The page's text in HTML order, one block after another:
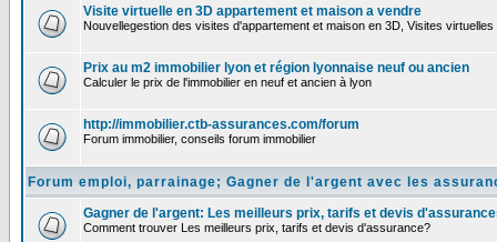
Visite virtuelle en 3D appartement et maison a vendre
Nouvellegestion des visites d'appartement et maison en 3D, Visites virtuelles
Prix au m2 immobilier lyon et région lyonnaise neuf ou ancien
Calculer le prix de l'immobilier en neuf et ancien à lyon
http://immobilier.ctb-assurances.com/forum
Forum immobilier, conseils forum immobilier
Forum emploi, parrainage; Gagner de l'argent avec les
Gagner de l'argent: Les meilleurs prix, tarifs et devis
Comment trouver Les meilleurs prix, tarifs et devis d'assurance?